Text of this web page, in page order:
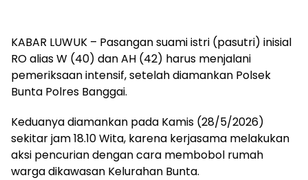
KABAR LUWUK – Pasangan suami istri (pasutri) inisial
RO alias W (40) dan AH (42) harus menjalani
pemeriksaan intensif, setelah diamankan Polsek
Bunta Polres Banggai.
Keduanya diamankan pada Kamis (28/5/2026)
sekitar jam 18.10 Wita, karena kerjasama melakukan
aksi pencurian dengan cara membobol rumah
warga dikawasan Kelurahan Bunta.